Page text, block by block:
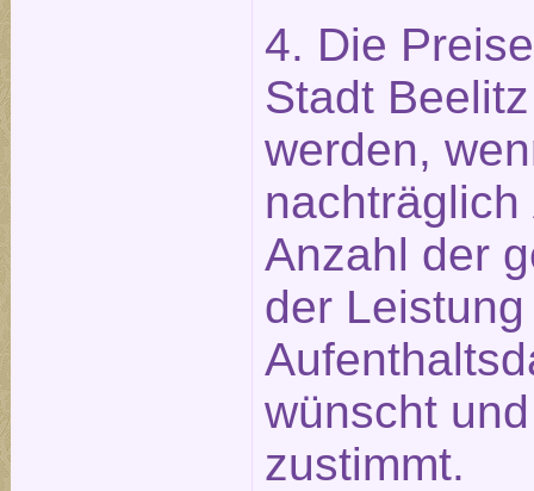
4. Die
Stadt
werden,
Anzahl der
der
wünscht
zustimmt.